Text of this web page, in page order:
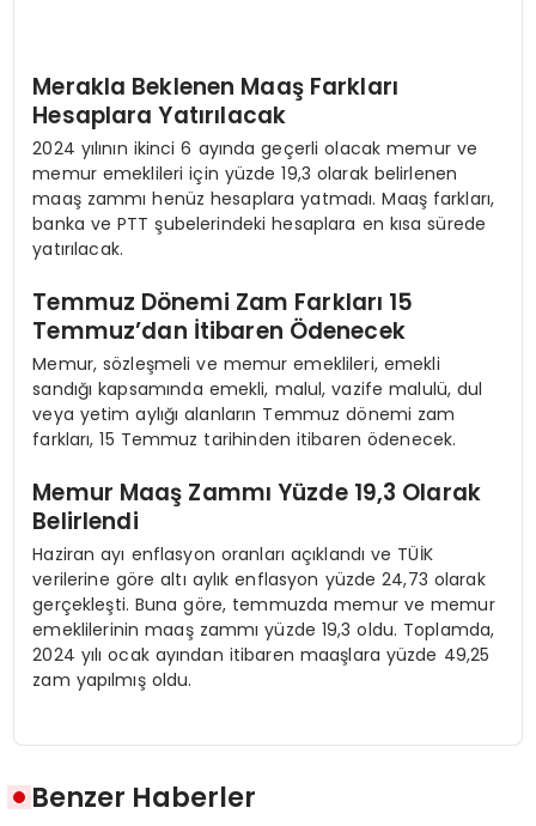
Merakla Beklenen Maaş Farkları
Hesaplara Yatırılacak
2024 yılının ikinci 6 ayında geçerli olacak memur ve
memur emeklileri için yüzde 19,3 olarak belirlenen
maaş zammı henüz hesaplara yatmadı. Maaş farkları,
banka ve PTT şubelerindeki hesaplara en kısa sürede
yatırılacak.
Temmuz Dönemi Zam Farkları 15
Temmuz’dan İtibaren Ödenecek
Memur, sözleşmeli ve memur emeklileri, emekli
sandığı kapsamında emekli, malul, vazife malulü, dul
veya yetim aylığı alanların Temmuz dönemi zam
farkları, 15 Temmuz tarihinden itibaren ödenecek.
Memur Maaş Zammı Yüzde 19,3 Olarak
Belirlendi
Haziran ayı enflasyon oranları açıklandı ve TÜİK
verilerine göre altı aylık enflasyon yüzde 24,73 olarak
gerçekleşti. Buna göre, temmuzda memur ve memur
emeklilerinin maaş zammı yüzde 19,3 oldu. Toplamda,
2024 yılı ocak ayından itibaren maaşlara yüzde 49,25
zam yapılmış oldu.
Benzer Haberler